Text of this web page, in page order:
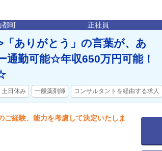
都町 正社員
ありがとう」の言葉が、あ
勤可能☆年収650万円可能！
土日休み 一般薬剤師 コンサルタントを経由する求人
経験、能力を考慮して決定いたしま